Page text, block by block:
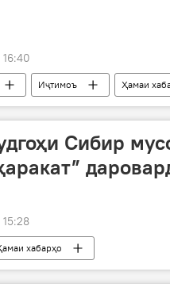
Иҷтимоъ Ҳамаи
Сибир
хабарҳо